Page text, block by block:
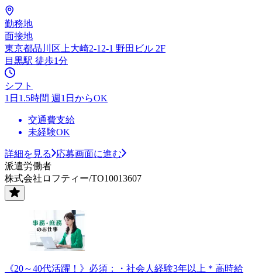
勤務地
面接地
東京都品川区上大崎2-12-1 野田ビル 2F
目黒駅 徒歩1分
シフト
1日1.5時間 週1日からOK
交通費支給
未経験OK
詳細を見る
応募画面に進む
派遣労働者
株式会社ロフティー/TO10013607
《20～40代活躍！》必須：・社会人経験3年以上＊高時給